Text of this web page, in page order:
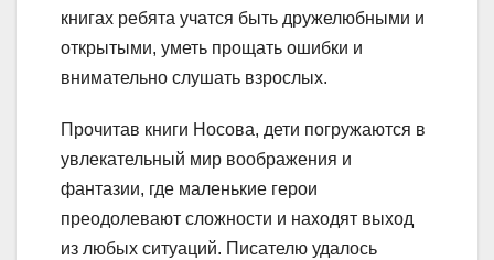
книгах ребята учатся быть дружелюбными и
открытыми, уметь прощать ошибки и
внимательно слушать взрослых.
Прочитав книги Носова, дети погружаются в
увлекательный мир воображения и
фантазии, где маленькие герои
преодолевают сложности и находят выход
из любых ситуаций. Писателю удалось